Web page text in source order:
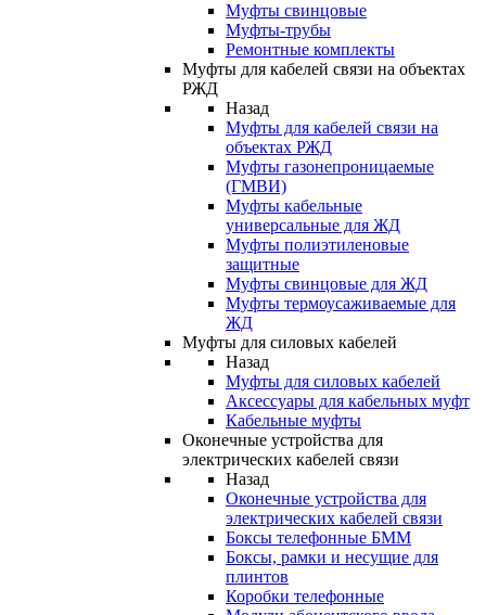
Муфты свинцовые
Муфты-трубы
Ремонтные комплекты
Муфты для кабелей связи на объектах
РЖД
Назад
Муфты для кабелей связи на
объектах РЖД
Муфты газонепроницаемые
(ГМВИ)
Муфты кабельные
универсальные для ЖД
Муфты полиэтиленовые
защитные
Муфты свинцовые для ЖД
Муфты термоусаживаемые для
ЖД
Муфты для силовых кабелей
Назад
Муфты для силовых кабелей
Аксессуары для кабельных муфт
Кабельные муфты
Оконечные устройства для
электрических кабелей связи
Назад
Оконечные устройства для
электрических кабелей связи
Боксы телефонные БММ
Боксы, рамки и несущие для
плинтов
Коробки телефонные